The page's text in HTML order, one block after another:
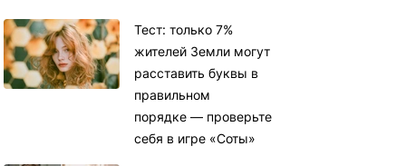
Тест: только 7%
жителей Земли могут
расставить буквы в
правильном
порядке — проверьте
себя в игре «Соты»